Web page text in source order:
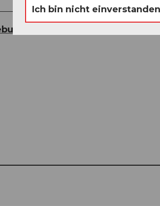
- Biosphärenzentrum
Ich bin nicht einverstanden